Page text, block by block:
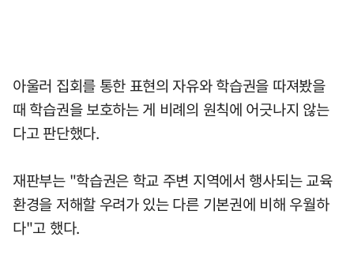
아울러 집회를 통한 표현의 자유와 학습권을 따져봤을
때 학습권을 보호하는 게 비례의 원칙에 어긋나지 않는
다고 판단했다.
재판부는 "학습권은 학교 주변 지역에서 행사되는 교육
환경을 저해할 우려가 있는 다른 기본권에 비해 우월하
다"고 했다.